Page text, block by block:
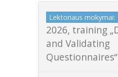
Lektoriaus mokymai:
2026, training
and Validating
Questionnaires“